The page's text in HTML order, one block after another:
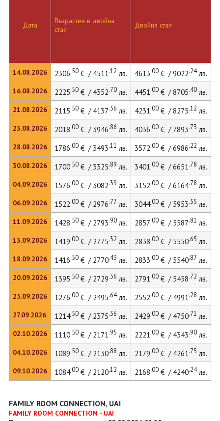
Дата
14.08.2026
16.08.2026
21.08.2026
23.08.2026
28.08.2026
30.08.2026
04.09.2026
06.09.2026
11.09.2026
13.09.2026
18.09.2026
20.09.2026
25.09.2026
27.09.2026
02.10.2026
04.10.2026
09.10.2026
Възрастен в двойна
стая
Двойна стая
2306.50€ / 4511.12 лв. 4613.00€ / 9022.24лв.
2225.50€ / 4352.70лв. 4451.00€ / 8705.40лв.
2115.50€ / 4137.56 лв. 4231.00€ / 8275.12 лв.
2018.00€ / 3946.86 лв. 4036.00€ / 7893.73 лв.
1786.00€ / 3493.11 лв. 3572.00€ / 6986.22 лв.
1700.50€ / 3325.89 лв. 3401.00€ / 6651.78 лв.
1576.00€ / 3082.39 лв. 3152.00€ / 6164.78 лв.
1522.00€ / 2976.77 лв. 3044.00€ / 5953.55 лв.
1428.50€ / 2793.90лв. 2857.00€ / 5587.81 лв.
1419.00€ / 2775.32 лв. 2838.00€ / 5550.65 лв.
1416.50€ / 2770.43 лв. 2833.00€ / 5540.87 лв.
1395.50€ / 2729.36 лв. 2791.00€ / 5458.72 лв.
1276.00€ / 2495.64лв. 2552.00€ / 4991.28 лв.
1214.50€ / 2375.36 лв. 2429.00€ / 4750.71 лв.
1110.50€ / 2171.95 лв. 2221.00€ / 4343.90лв.
1089.50€ / 2130.88 лв. 2179.00€ / 4261.75 лв.
1084.00€ / 2120.12 лв. 2168.00€ / 4240.24лв.
FAMILY ROOM CONNECTION, UAI
FAMILY ROOM CONNECTION - UAI